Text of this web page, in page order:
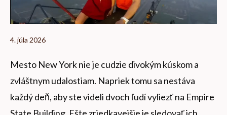
4. júla 2026
Mesto New York nie je cudzie divokým kúskom a
zvláštnym udalostiam. Napriek tomu sa nestáva
každý deň, aby ste videli dvoch ľudí vyliezť na Empire